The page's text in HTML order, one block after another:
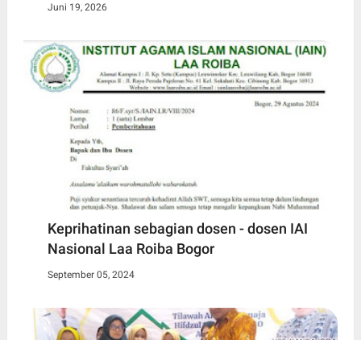
Juni 19, 2026
Keprihatinan sebagian dosen - dosen IAI
Nasional Laa Roiba Bogor
September 05, 2024